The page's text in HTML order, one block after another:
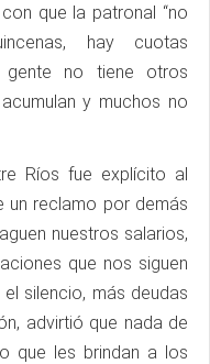
que la patronal “no
hay cuotas
gente no tiene otros
y muchos no
Ríos fue explícito al
un reclamo por demás
nuestros salarios,
que nos siguen
silencio, más deudas
advirtió que nada de
que les brindan a los